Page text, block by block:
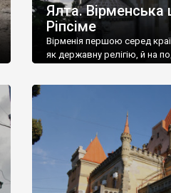
Ялта. Вірменська
Ріпсіме
Вірменія першою серед
як державну релігію, й на